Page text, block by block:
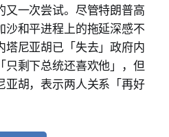
又一次尝试。尽管特朗普高
沙和平进程上的拖延深感不
塔尼亚胡已「失去」政府内
只剩下总统还喜欢他」，但
亚胡，表示两人关系「再好